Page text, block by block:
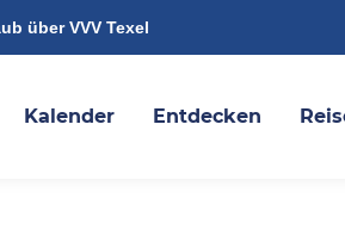
über VVV Texel
Kalender Entdecken